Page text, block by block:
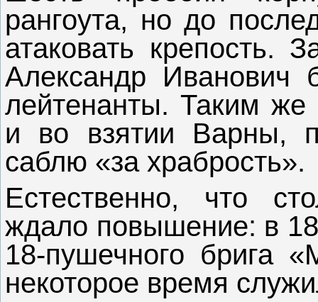
рангоута, но до
атаковать крепость.
Александр Иванович
лейтенанты. Таким же
и во взятии Варны,
саблю «за храбрость».
Естественно, что
ждало повышение: в
18-пушечного брига
некоторое время